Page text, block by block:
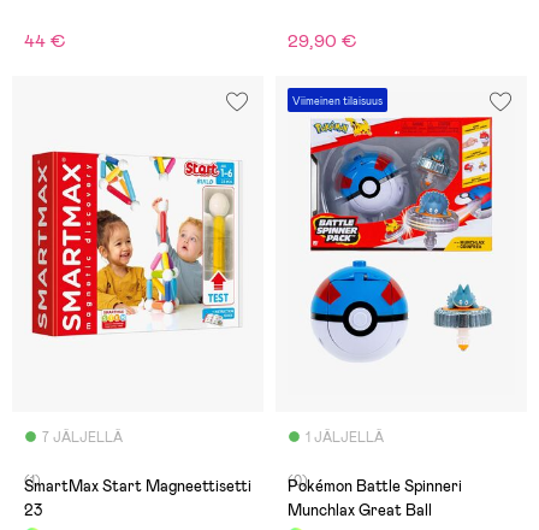
44 € 29,90 €
7 JÄLJELLÄ
(1)
SmartMax Start Magneettisetti
23
Viimeinen tilaisuus
1 JÄLJELLÄ
(0)
Pokémon Battle Spinneri
Munchlax Great Ball